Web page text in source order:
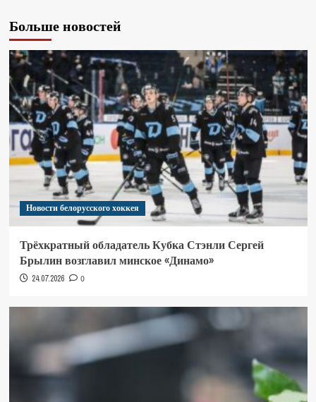
Больше новостей
Новости белорусского хоккея
Трёхкратный обладатель Кубка Стэнли Сергей
Брылин возглавил минское «Динамо»
24.07.2026 0